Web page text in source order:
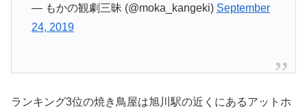
— もかの観劇三昧 (@moka_kangeki) September
24, 2019
ランキング3位の焼き鳥屋は旭川駅の近くにあるアットホ